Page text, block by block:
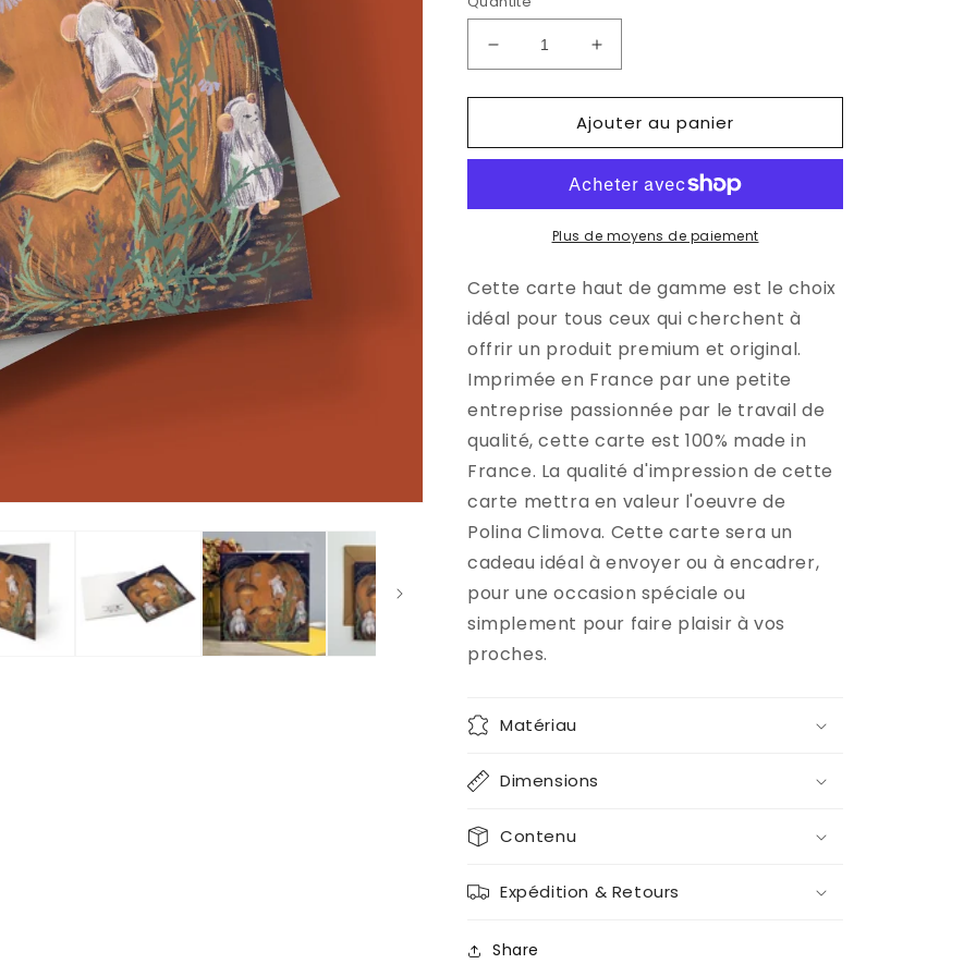
Réduire
la
quantité
Carte
Le
Augmenter
la
quantité
de
Carte
-
Le
secret
Ajouter au panier
Plus de moyens de paiement
Cette carte haut de gamme est le choix
idéal pour tous ceux qui cherchent à
offrir un produit premium et original.
Imprimée en France par une petite
entreprise passionnée par le travail de
qualité, cette carte est 100% made in
France. La qualité d'impression de cette
carte mettra en valeur l'oeuvre de
Polina Climova. Cette carte sera un
cadeau idéal à envoyer ou à encadrer,
pour une occasion spéciale ou
simplement pour faire plaisir à vos
proches.
Matériau
Dimensions
Contenu
Expédition & Retours
Share